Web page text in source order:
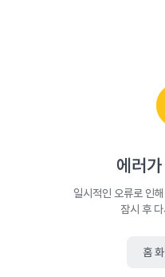
에러
일시적인 오류로 인
잠시 후
홈